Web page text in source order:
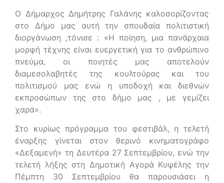
Ο Δήμαρχος Δημήτρης Γαλάνης καλοσορίζοντας
στο Δήμο μας αυτή την σπουδαία πολιτιστική
διοργάνωση ,τόνισε : «Η ποίηση, μια πανάρχαια
μορφή τέχνης είναι ευεργετική για το ανθρώπινο
πνεύμα, οι ποιητές μας αποτελούν
διαμεσολαβητές της κουλτούρας και του
πολιτισμού μας ενώ η υποδοχή και διεθνών
εκπροσώπων της στο δήμο μας , με γεμίζει
χαρά».
Στο κυρίως πρόγραμμα του φεστιβάλ, η τελετή
έναρξης γίνεται στον θερινό κινηματογράφο
«Δεξαμενή» τη Δευτέρα 27 Σεπτεμβρίου, ενώ την
τελετή λήξης στη Δημοτική Αγορά Κυψέλης την
Πέμπτη 30 Σεπτεμβρίου θα παρουσιάσει η